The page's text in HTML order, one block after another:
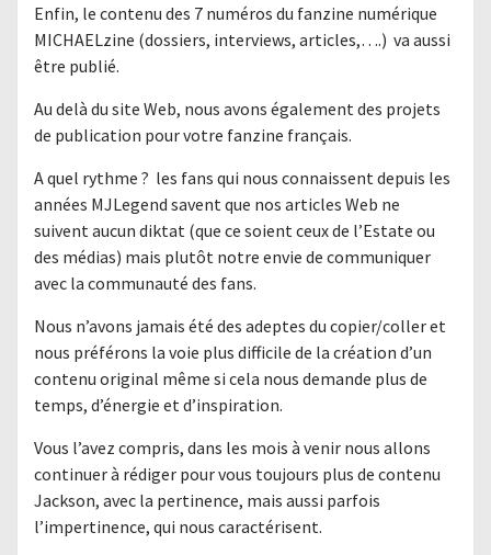
Enfin, le contenu des 7 numéros du fanzine numérique
MICHAELzine (dossiers, interviews, articles,….) va aussi
être publié.
Au delà du site Web, nous avons également des projets
de publication pour votre fanzine français.
A quel rythme ? les fans qui nous connaissent depuis les
années MJLegend savent que nos articles Web ne
suivent aucun diktat (que ce soient ceux de l’Estate ou
des médias) mais plutôt notre envie de communiquer
avec la communauté des fans.
Nous n’avons jamais été des adeptes du copier/coller et
nous préférons la voie plus difficile de la création d’un
contenu original même si cela nous demande plus de
temps, d’énergie et d’inspiration.
Vous l’avez compris, dans les mois à venir nous allons
continuer à rédiger pour vous toujours plus de contenu
Jackson, avec la pertinence, mais aussi parfois
l’impertinence, qui nous caractérisent.